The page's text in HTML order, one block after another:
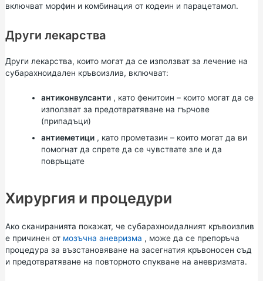
включват морфин и комбинация от кодеин и парацетамол.
Други лекарства
Други лекарства, които могат да се използват за лечение на
субарахноидален кръвоизлив, включват:
антиконвулсанти, като фенитоин – които могат да се
използват за предотвратяване на гърчове
(припадъци)
антиеметици, като прометазин – които могат да ви
помогнат да спрете да се чувствате зле и да
повръщате
Хирургия и процедури
Ако сканиранията покажат, че субарахноидалният кръвоизлив
е причинен от мозъчна аневризма , може да се препоръча
процедура за възстановяване на засегнатия кръвоносен съд
и предотвратяване на повторното спукване на аневризмата.